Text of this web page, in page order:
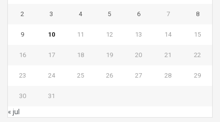
2 3 4 5 6 7 8
9 10 11 12 13 14 15
16 17 18 19 20 21 22
23 24 25 26 27 28 29
30 31
« jul